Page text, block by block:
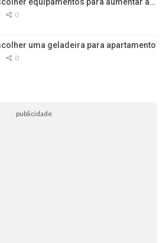
0
uma geladeira para apartamento
0
publicidade